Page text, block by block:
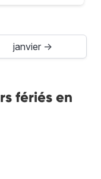
janvier →
fériés en